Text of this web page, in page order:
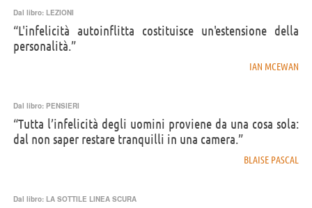
Dal libro: LEZIONI
“L'infelicità autoinflitta costituisce un'estensione della
personalità.”
IAN MCEWAN
Dal libro: PENSIERI
“Tutta l’infelicità degli uomini proviene da una cosa sola:
dal non saper restare tranquilli in una camera.”
BLAISE PASCAL
Dal libro: LA SOTTILE LINEA SCURA